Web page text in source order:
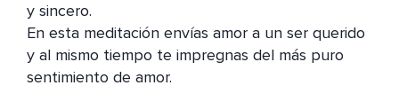
y sincero.
En esta meditación envías amor a un ser querido
y al mismo tiempo te impregnas del más puro
sentimiento de amor.